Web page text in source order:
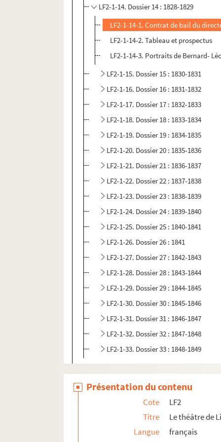
LF2-1-14. Dossier 14 : 1828-1829
LF2-1-14-1. Contrat de bail du
LF2-1-14-2. Tableau et prospectus
LF2-1-14-3. Portraits de Bernard-
LF2-1-15. Dossier 15 : 1830-1831
LF2-1-16. Dossier 16 : 1831-1832
LF2-1-17. Dossier 17 : 1832-1833
LF2-1-18. Dossier 18 : 1833-1834
LF2-1-19. Dossier 19 : 1834-1835
LF2-1-20. Dossier 20 : 1835-1836
LF2-1-21. Dossier 21 : 1836-1837
LF2-1-22. Dossier 22 : 1837-1838
LF2-1-23. Dossier 23 : 1838-1839
LF2-1-24. Dossier 24 : 1839-1840
LF2-1-25. Dossier 25 : 1840-1841
LF2-1-26. Dossier 26 : 1841
LF2-1-27. Dossier 27 : 1842-1843
LF2-1-28. Dossier 28 : 1843-1844
LF2-1-29. Dossier 29 : 1844-1845
LF2-1-30. Dossier 30 : 1845-1846
LF2-1-31. Dossier 31 : 1846-1847
LF2-1-32. Dossier 32 : 1847-1848
LF2-1-33. Dossier 33 : 1848-1849
LF2-3. Documents sur le théâtre de Lille
LF2-4. Documents sur le théâtre de Lille
LF2-5. Documents sur le théâtre de Lille
LF2-6. Documents sur le théâtre de Lille
Présentation du contenu
Cote
LF2
Titre
Le théâtre de
Langue
français